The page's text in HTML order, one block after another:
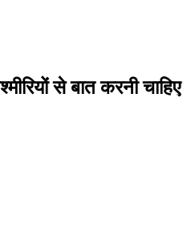
से बात करनी चाहिए